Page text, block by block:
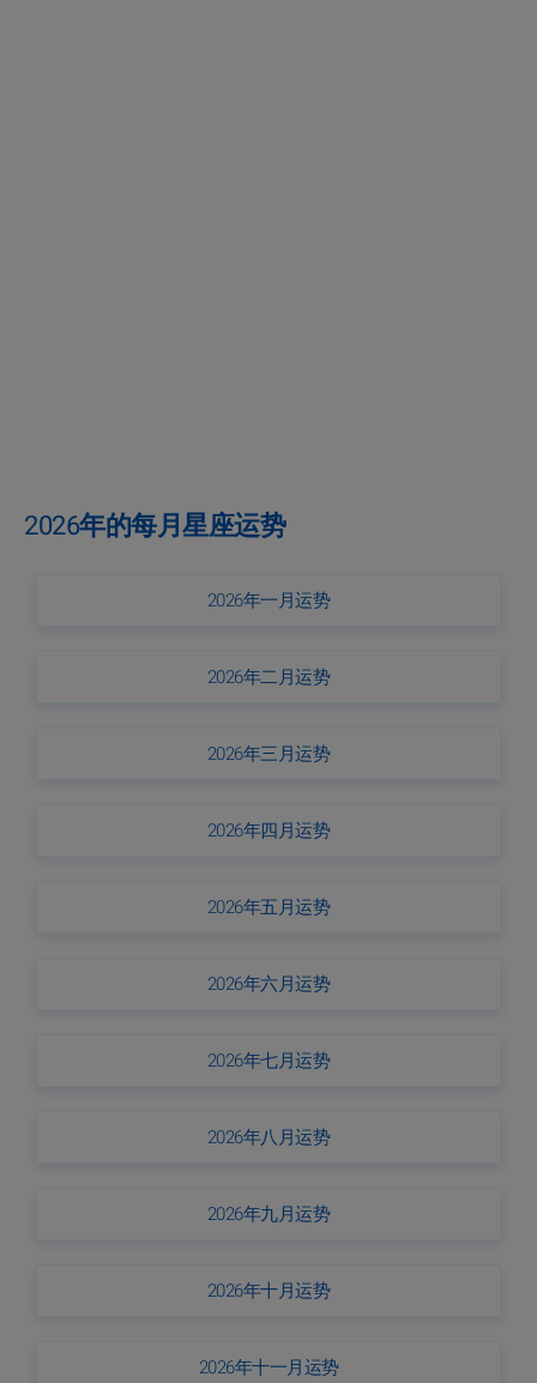
2026年的每月星座运势
2026年一月运势
2026年二月运势
2026年三月运势
2026年四月运势
2026年五月运势
2026年六月运势
2026年七月运势
2026年八月运势
2026年九月运势
2026年十月运势
2026年十一月运势